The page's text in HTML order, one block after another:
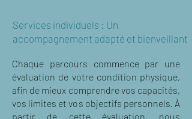
Chaque parcours commence par une
évaluation de votre condition physique,
afin de mieux comprendre vos capacités,
vos limites et vos objectifs personnels. À
partir de cette évaluation, nous
Services individuels : Un
accompagnement adapté et bienveillant